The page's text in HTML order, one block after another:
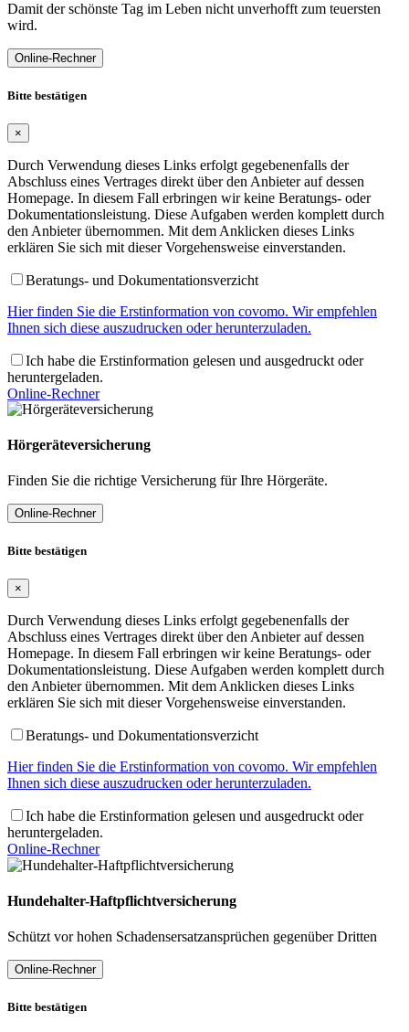
Damit der schönste Tag im Leben nicht unverhofft zum teuersten
wird.
Online-Rechner
Bitte bestätigen
×
Durch Verwendung dieses Links erfolgt gegebenenfalls der
Abschluss eines Vertrages direkt über den Anbieter auf dessen
Homepage. In diesem Fall erbringen wir keine Beratungs- oder
Dokumentationsleistung. Diese Aufgaben werden komplett durch
den Anbieter übernommen. Mit dem Anklicken dieses Links
erklären Sie sich mit dieser Vorgehensweise einverstanden.
Beratungs- und Dokumentationsverzicht
Hier finden Sie die Erstinformation von covomo. Wir empfehlen
Ihnen sich diese auszudrucken oder herunterzuladen.
Ich habe die Erstinformation gelesen und ausgedruckt oder
heruntergeladen.
Online-Rechner
Hörgeräteversicherung
Finden Sie die richtige Versicherung für Ihre Hörgeräte.
Online-Rechner
Bitte bestätigen
×
Durch Verwendung dieses Links erfolgt gegebenenfalls der
Abschluss eines Vertrages direkt über den Anbieter auf dessen
Homepage. In diesem Fall erbringen wir keine Beratungs- oder
Dokumentationsleistung. Diese Aufgaben werden komplett durch
den Anbieter übernommen. Mit dem Anklicken dieses Links
erklären Sie sich mit dieser Vorgehensweise einverstanden.
Beratungs- und Dokumentationsverzicht
Hier finden Sie die Erstinformation von covomo. Wir empfehlen
Ihnen sich diese auszudrucken oder herunterzuladen.
Ich habe die Erstinformation gelesen und ausgedruckt oder
heruntergeladen.
Online-Rechner
Hundehalter-Haftpflichtversicherung
Schützt vor hohen Schadensersatzansprüchen gegenüber Dritten
Online-Rechner
Bitte bestätigen